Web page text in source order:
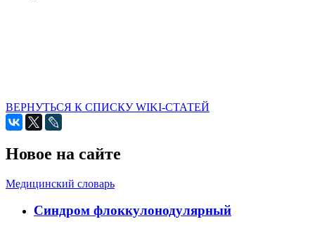
ВЕРНУТЬСЯ К СПИСКУ WIKI-СТАТЕЙ
Новое на сайте
Медицинский словарь
Cиндром флоккулонодулярный